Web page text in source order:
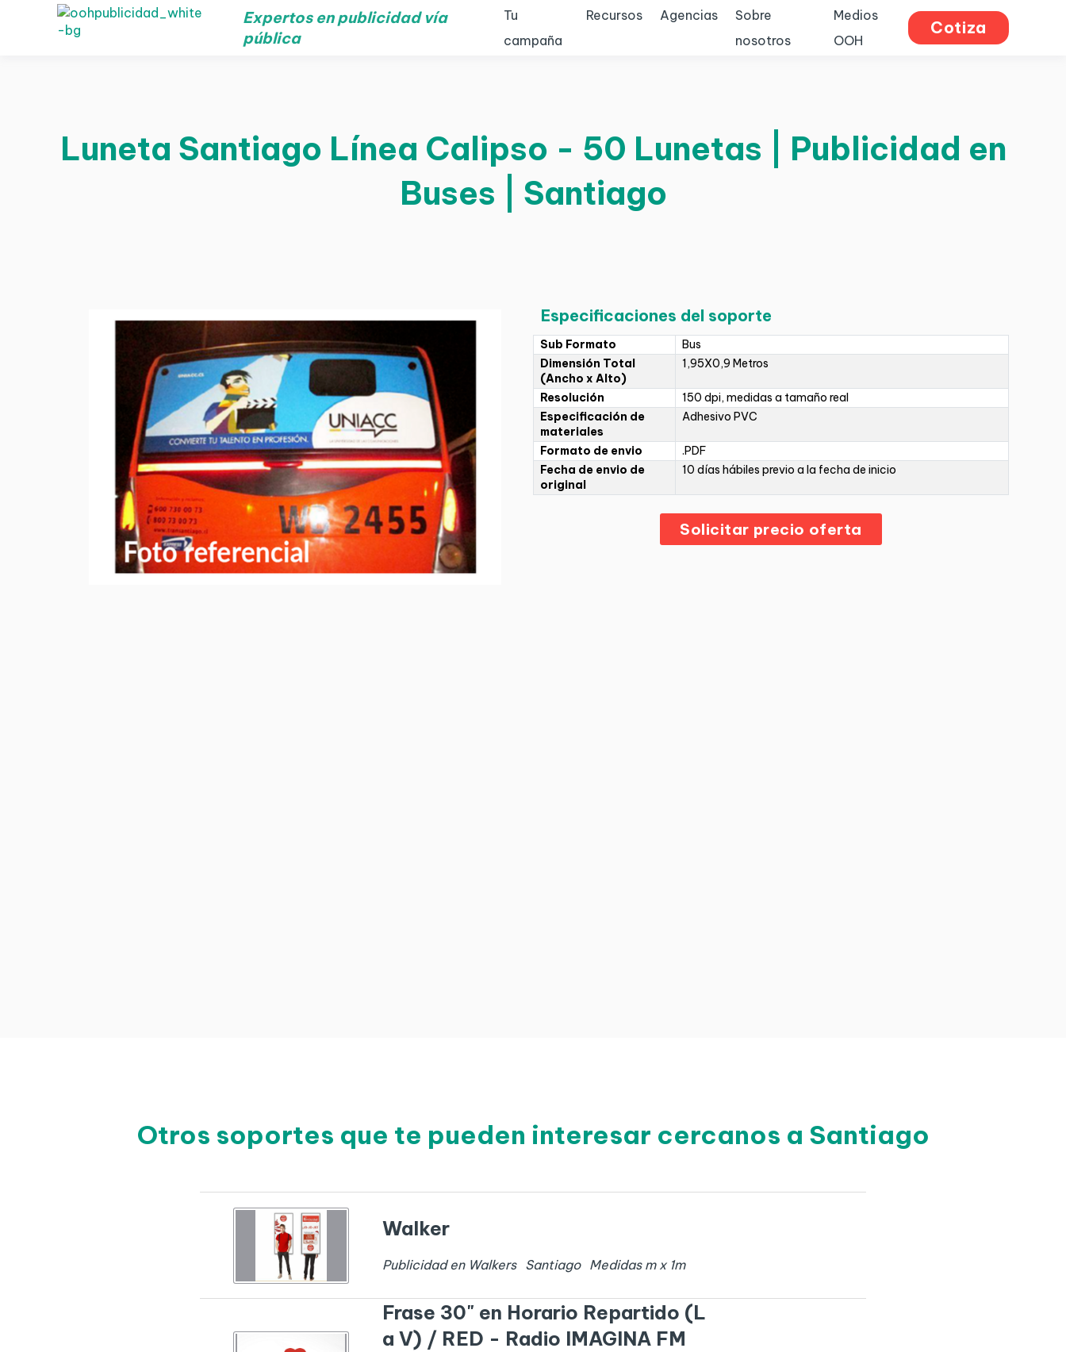
Expertos en publicidad vía
pública
Tu
campaña
Recursos Agencias
Sobre
nosotros
Medios
OOH
Cotiza
Luneta Santiago Línea Calipso - 50 Lunetas | Publicidad en
Buses | Santiago
Especificaciones del soporte
Sub Formato
Bus
Dimensión Total
(Ancho x Alto)
1,95X0,9 Metros
Resolución
150 dpi, medidas a tamaño real
Especificación de
materiales
Adhesivo PVC
Formato de envio
.PDF
Fecha de envio de
original
10 días hábiles previo a la fecha de inicio
Solicitar precio oferta
Otros soportes que te pueden interesar cercanos a Santiago
Walker
Publicidad en Walkers Santiago Medidas m x 1m
Frase 30" en Horario Repartido (L
a V) / RED - Radio IMAGINA FM